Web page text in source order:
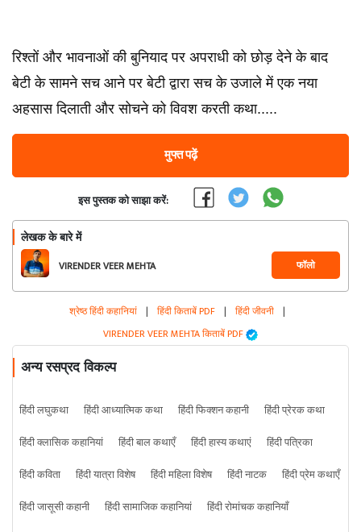
रिश्तों और भावनाओं की बुनियाद पर अपराधी को छोड़ देने के बाद
बेटी के सामने सच आने पर बेटी द्वारा सच के उजाले में एक नया
अहसास दिलाती और सोचने को विवश करती कथा.....
मुफ्त पढ़ें
इस पुस्तक को साझा करें:
लेखक के बारे में
VIRENDER VEER MEHTA फॉलो
श्रेष्ठ हिंदी कहानियां | हिंदी किताबें PDF | हिंदी जीवनी |
VIRENDER VEER MEHTA किताबें PDF
अन्य रसप्रद विकल्प
हिंदी लघुकथा हिंदी आध्यात्मिक कथा हिंदी फिक्शन कहानी
हिंदी प्रेरक कथा
हिंदी क्लासिक कहानियां
हिंदी बाल कथाएँ हिंदी हास्य कथाएं
हिंदी पत्रिका
हिंदी कविता
हिंदी यात्रा विशेष हिंदी महिला विशेष हिंदी नाटक
हिंदी प्रेम कथाएँ
हिंदी जासूसी कहानी
हिंदी सामाजिक कहानियां
हिंदी रोमांचक कहानियाँ